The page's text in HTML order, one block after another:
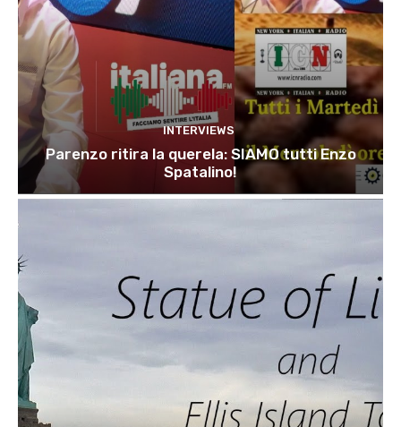
INTERVIEWS
Parenzo ritira la querela: SIAMO tutti Enzo
Spatalino!